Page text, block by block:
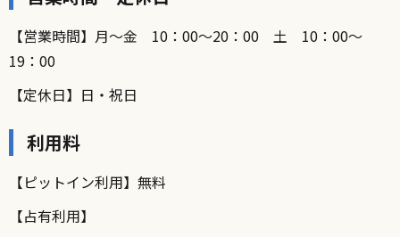
【営業時間】月〜金 10：00〜20：00 土 10：00〜
19：00
【定休日】日・祝日
利用料
【ピットイン利用】無料
【占有利用】